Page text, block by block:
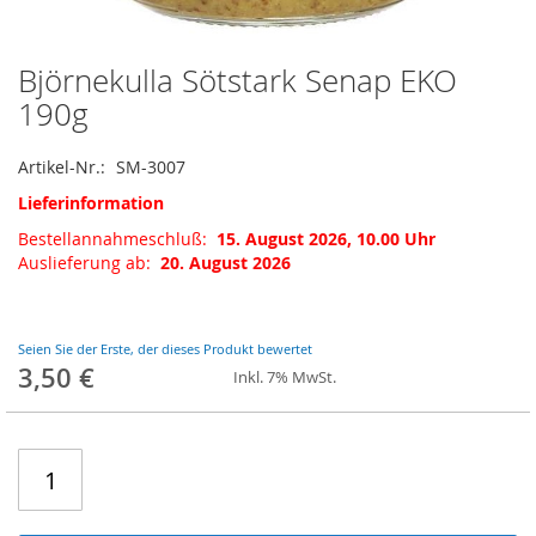
Zum
Anfang
der
springen
Björnekulla Sötstark Senap EKO
190g
Artikel-Nr.
SM-3007
Lieferinformation
Bestellannahmeschluß: 15. August 2026, 10.00 Uhr
Auslieferung ab: 20. August 2026
Seien Sie der Erste, der dieses Produkt bewertet
3,50 € Inkl. 7% MwSt.